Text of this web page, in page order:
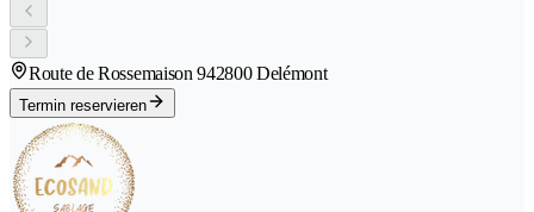
Route de Rossemaison 942800 Delémont
Termin reservieren